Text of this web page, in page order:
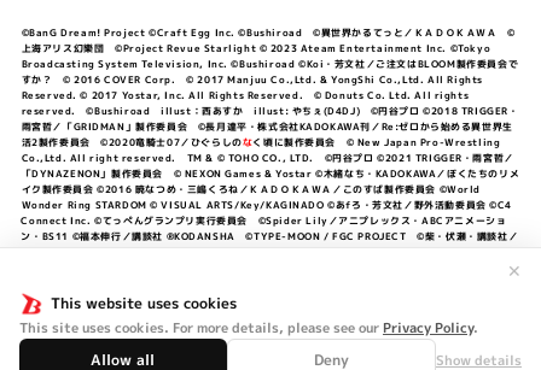
This website uses cookies
This site uses cookies. For more details, please see our Privacy Policy.
Allow all Deny Show details
✕
©BanG Dream! Project ©Craft Egg Inc. ©Bushiroad ©異世界かるてっと／ＫＡＤＯＫＡＷＡ ©
上海アリス幻樂団 ©Project Revue Starlight © 2023 Ateam Entertainment Inc. ©Tokyo
Broadcasting System Television, Inc. ©Bushiroad ©Koi・芳文社／ご注文はBLOOM製作委員会で
すか？ © 2016 COVER Corp. © 2017 Manjuu Co.,Ltd. & YongShi Co.,Ltd. All Rights
Reserved. © 2017 Yostar, Inc. All Rights Reserved. © Donuts Co. Ltd. All rights
reserved. ©Bushiroad illust：西あすか illust: やちぇ(D4DJ) ©円谷プロ ©2018 TRIGGER・
雨宮哲／「GRIDMAN」製作委員会 ©長月達平・株式会社KADOKAWA刊／Re:ゼロから始める異世界生
活2製作委員会 ©2020竜騎士07／ひぐらしのなく頃に製作委員会 © New Japan Pro-Wrestling
Co.,Ltd. All right reserved. TM & © TOHO CO., LTD. ©円谷プロ ©2021 TRIGGER・雨宮哲／
「DYNAZENON」製作委員会 © NEXON Games & Yostar ©木緒なち・KADOKAWA／ぼくたちのリメ
イク製作委員会 ©2016 暁なつめ・三嶋くろね／ＫＡＤＯＫＡＷＡ／このすば製作委員会 ©World
Wonder Ring STARDOM © VISUAL ARTS/Key/KAGINADO ©あfろ・芳文社／野外活動委員会 ©C4
Connect Inc. ©てっぺんグランプリ実行委員会 ©Spider Lily／アニプレックス・ABCアニメーショ
ン・BS11 ©福本伸行／講談社 ®KODANSHA ©TYPE-MOON / FGC PROJECT ©柴・伏瀬・講談社／
©中村力斗・野澤ゆき子／集英社・君のことが大大大大大好きな製作委員会 ©IIS-P／ぽんのみち製作委
員会 ©円谷プロ ©2023 TRIGGER・雨宮哲／「劇場版グリッドマンユニバース」製作委員会 © NEXON
Games／アビドス商店街 ©プロジェクトラブライブ！蓮ノ空女学院スクールアイドルクラブ ©「勇気爆
発バーンブレイバーン」製作委員会